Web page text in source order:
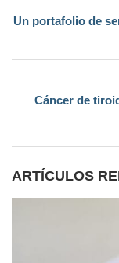
Un portafolio de
Cáncer de
ARTÍCULOS